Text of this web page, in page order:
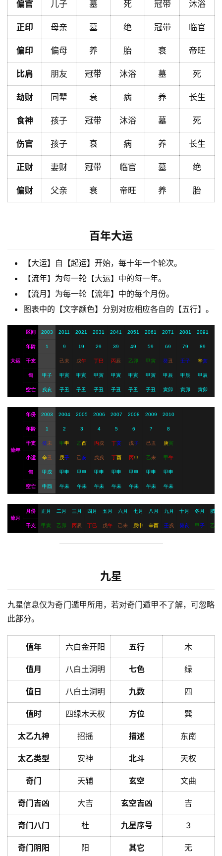
首
页
黄
历
占
卜
理
A
务
登录 注册
偏官 儿子 墓 死 冠带 沐浴
正印 母亲 墓 绝 冠带 临官
偏印 偏母 养 胎 衰 帝旺
比肩 朋友 冠带 沐浴 墓 死
劫财 同辈 衰 病 养 长生
食神 孩子 冠带 沐浴 墓 死
伤官 孩子 衰 病 养 长生
正财 妻财 冠带 临官 墓 绝
偏财 父亲 衰 帝旺 养 胎
百年大运
【大运】自【起运】开始，每十年一个轮次。
【流年】为每一轮【大运】中的每一年。
【流月】为每一轮【流年】中的每个月份。
图表中的【文字颜色】分别对应相应各自的【五行】。
大运
区间 2003 2011 2021 2031 2041 2051 2061 2071 2081 2091
年龄 1 9 19 29 39 49 59 69 79 89
干支 己未 戊午 丁巳 丙辰 乙卯 甲寅 癸丑 壬子 辛亥
旬 甲子 甲寅 甲寅 甲寅 甲寅 甲寅 甲寅 甲辰 甲辰 甲辰
空亡 戌亥 子丑 子丑 子丑 子丑 子丑 子丑 寅卯 寅卯 寅卯
流年
年份 2003 2004 2005 2006 2007 2008 2009 2010
年龄 1 2 3 4 5 6 7 8
干支 癸未 甲申 乙酉 丙戌 丁亥 戊子 己丑 庚寅
小运 辛丑 庚子 己亥 戊戌 丁酉 丙申 乙未 甲午
旬 甲戌 甲申 甲申 甲申 甲申 甲申 甲申 甲申
空亡 申酉 午未 午未 午未 午未 午未 午未 午未
流月
月份 正月 二月 三月 四月 五月 六月 七月 八月 九月 十月 冬月 腊月
干支 甲寅 乙卯 丙辰 丁巳 戊午 己未 庚申 辛酉 壬戌 癸亥 甲子 乙
九星
九星信息仅为奇门遁甲所用，若对奇门遁甲不了解，可忽略
此部分。
值年 六白金开阳 五行 木
值月 八白土洞明 七色 绿
值日 八白土洞明 九数 四
值时 四绿木天权 方位 巽
太乙九神 招摇 描述 东南
太乙类型 安神 北斗 天权
奇门 天辅 玄空 文曲
奇门吉凶 大吉 玄空吉凶 吉
奇门八门 杜 九星序号 3
奇门阴阳 阳 其它 无